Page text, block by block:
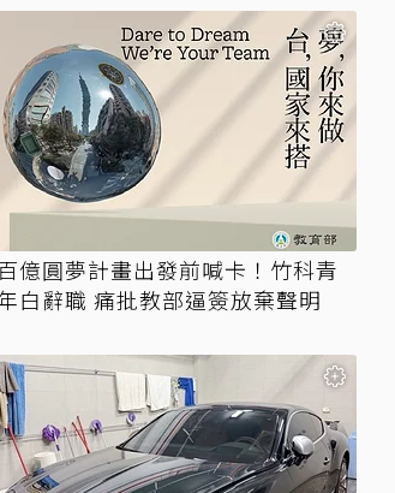
億圓夢計畫出發前喊卡！竹科青
白辭職 痛批教部逼簽放棄聲明